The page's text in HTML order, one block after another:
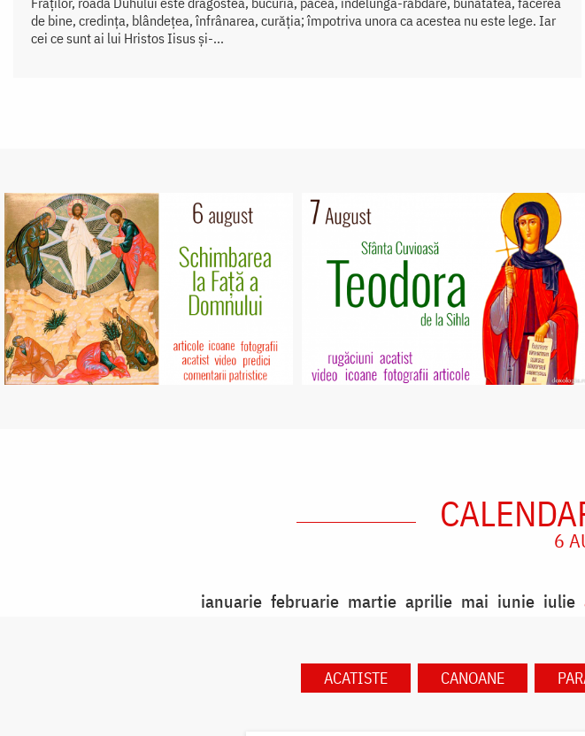
de bine, credința, blândețea, înfrânarea, curăția; împotriva unora ca acestea nu este lege. Iar
cei ce sunt ai lui Hristos Iisus și-...
6
ianuarie februarie martie aprilie mai iunie iulie
ACATISTE CANOANE